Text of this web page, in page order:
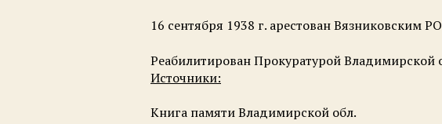
16 сентября 1938 г. арестован Вязниковским
Реабилитирован Прокуратурой Владимирской
Источники:
Книга памяти Владимирской обл.